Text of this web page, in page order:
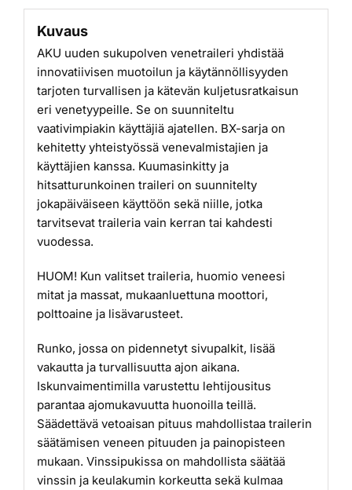
Kuvaus
AKU uuden sukupolven venetraileri yhdistää
innovatiivisen muotoilun ja käytännöllisyyden
tarjoten turvallisen ja kätevän kuljetusratkaisun
eri venetyypeille. Se on suunniteltu
vaativimpiakin käyttäjiä ajatellen. BX-sarja on
kehitetty yhteistyössä venevalmistajien ja
käyttäjien kanssa. Kuumasinkitty ja
hitsatturunkoinen traileri on suunnitelty
jokapäiväiseen käyttöön sekä niille, jotka
tarvitsevat traileria vain kerran tai kahdesti
vuodessa.
HUOM! Kun valitset traileria, huomio veneesi
mitat ja massat, mukaanluettuna moottori,
polttoaine ja lisävarusteet.
Runko, jossa on pidennetyt sivupalkit, lisää
vakautta ja turvallisuutta ajon aikana.
Iskunvaimentimilla varustettu lehtijousitus
parantaa ajomukavuutta huonoilla teillä.
Säädettävä vetoaisan pituus mahdollistaa trailerin
säätämisen veneen pituuden ja painopisteen
mukaan. Vinssipukissa on mahdollista säätää
vinssin ja keulakumin korkeutta sekä kulmaa